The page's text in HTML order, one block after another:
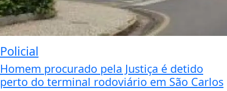
Policial
Homem procurado pela Justiça é detido
perto do terminal rodoviário em São Carlos